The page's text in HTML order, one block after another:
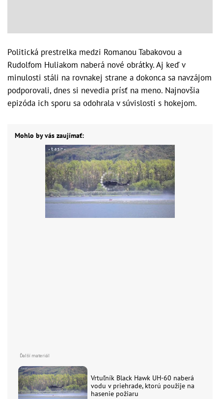
Politická prestrelka medzi Romanou Tabakovou a
Rudolfom Huliakom naberá nové obrátky. Aj keď v
minulosti stáli na rovnakej strane a dokonca sa navzájom
podporovali, dnes si nevedia prísť na meno. Najnovšia
epizóda ich sporu sa odohrala v súvislosti s hokejom.
Mohlo by vás zaujímať:
Vrtuľník Black Hawk UH-60 naberá
vodu v priehrade, ktorú použije na
hasenie požiaru